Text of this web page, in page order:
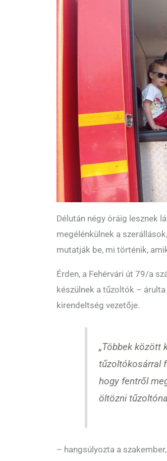
Délután négy óráig lesznek
megélénkülnek a
mutatják be, mi történik,
Érden, a Fehérvári út 79/a
készülnek a tűzoltók –
kirendeltség vezetője.
„Többek között
tűzoltókosárral
hogy fentről
öltözni
– hangsúlyozta a